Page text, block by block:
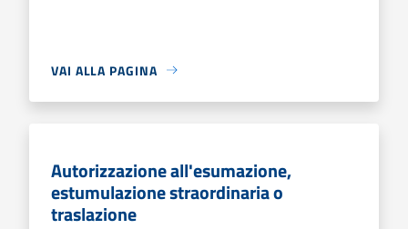
VAI ALLA PAGINA
Autorizzazione all'esumazione,
estumulazione straordinaria o
traslazione